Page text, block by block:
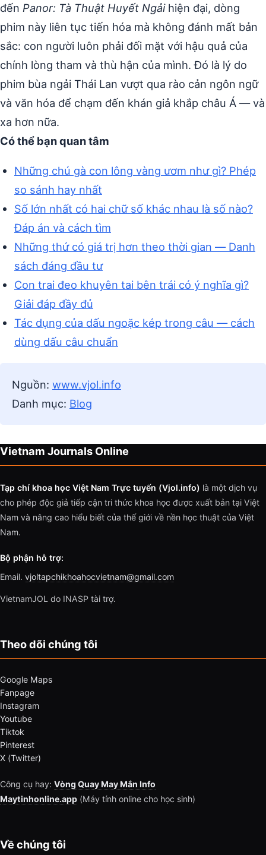
đến Panor: Tà Thuật Huyết Ngảihiện đại, dòng
phim này liên tục tiến hóa mà không đánh mất bản
sắc: con người luôn phải đối mặt với hậu quả của
chính lòng tham và thù hận của mình. Đó là lý do
phim bùa ngải Thái Lan vượt qua rào cản ngôn ngữ
và văn hóa để chạm đến khán giả khắp châu Á — và
xa hơn nữa.
Có thể bạn quan tâm
Những chú gà con lông vàng ươm như gì? Phép
so sánh hay nhất
Số lớn nhất có hai chữ số khác nhau là số nào?
Đáp án và cách tìm
Những thứ có giá trị hơn theo thời gian — Danh
sách đáng đầu tư
Con trai đeo khuyên tai bên trái có ý nghĩa gì?
Giải đáp đầy đủ
Tác dụng của dấu ngoặc kép trong câu — cách
dùng dấu câu chuẩn
Nguồn: www.vjol.info
Danh mục: Blog
Vietnam Journals Online
Tạp chí khoa học Việt Nam Trực tuyến (Vjol.info) là một dịch vụ
cho phép độc giả tiếp cận tri thức khoa học được xuất bản tại Việt
Nam và nâng cao hiểu biết của thế giới về nền học thuật của Việt
Nam.
Bộ phận hỗ trợ:
Email. vjoltapchikhoahocvietnam@gmail.com
VietnamJOL do INASP tài trợ.
Theo dõi chúng tôi
Google Maps
Fanpage
Instagram
Youtube
Tiktok
Pinterest
X (Twitter)
Công cụ hay: Vòng Quay May Mắn Info
Maytinhonline.app (Máy tính online cho học sinh)
Về chúng tôi